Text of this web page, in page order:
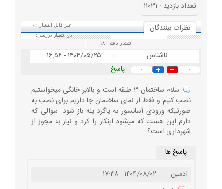
تعداد بازديد : ۱۱۰۳۱
نظرات بينندگان
غیر قابل انتشار : ۰
در انتظار بررسی:۰
انتشار یافته : ۱۸
ناشناس | ۱۴۰۴/۰۵/۲۵ - ۱۶:۵۶
۰ ۰
پاسخ
سلام ساختمان ۳ طبقه است و بالابر خانگی میخواستیم
نصب کنیم و فقط از نمای ساختمان جا داریم برای نصب به
صورتیکه ورودی آسانسور به پاگرد پله باز شود. سوالی که
دارم این هست که میشود اینکار را کرد و نیاز به مجوز از
شهرداری است؟
پاسخ ها
ادمین
۱۴۰۴/۰۸/۰۲ - ۱۷:۳۸